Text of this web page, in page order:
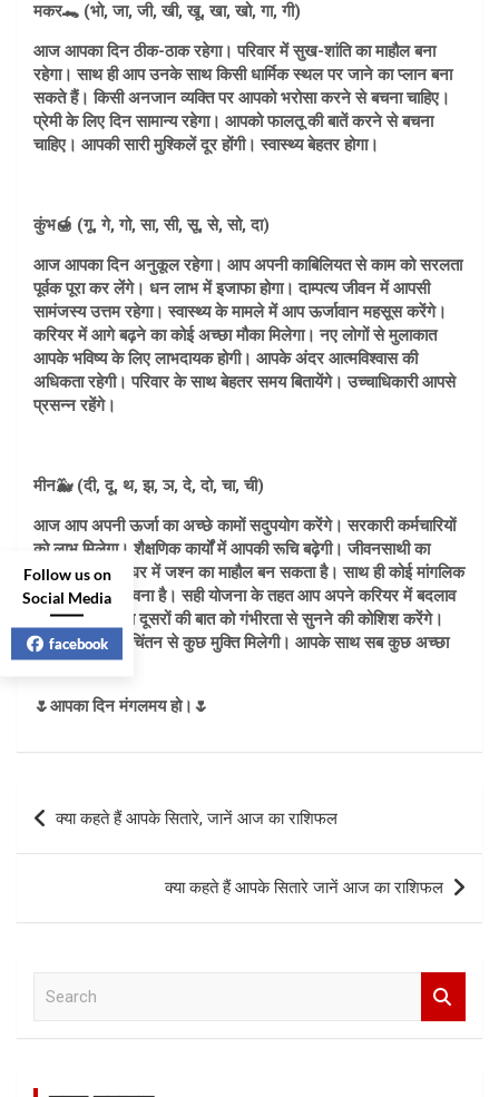
मकर🐊 (भो, जा, जी, खी, खू, खा, खो, गा, गी)
आज आपका दिन ठीक-ठाक रहेगा। परिवार में सुख-शांति का माहौल बना
रहेगा। साथ ही आप उनके साथ किसी धार्मिक स्थल पर जाने का प्लान बना
सकते हैं। किसी अनजान व्यक्ति पर आपको भरोसा करने से बचना चाहिए।
प्रेमी के लिए दिन सामान्य रहेगा। आपको फालतू की बातें करने से बचना
चाहिए। आपकी सारी मुश्किलें दूर होंगी। स्वास्थ्य बेहतर होगा।
कुंभ🍯 (गू, गे, गो, सा, सी, सू, से, सो, दा)
आज आपका दिन अनुकूल रहेगा। आप अपनी काबिलियत से काम को सरलता
पूर्वक पूरा कर लेंगे। धन लाभ में इजाफा होगा। दाम्पत्य जीवन में आपसी
सामंजस्य उत्तम रहेगा। स्वास्थ्य के मामले में आप ऊर्जावान महसूस करेंगे।
करियर में आगे बढ़ने का कोई अच्छा मौका मिलेगा। नए लोगों से मुलाकात
आपके भविष्य के लिए लाभदायक होगी। आपके अंदर आत्मविश्वास की
अधिकता रहेगी। परिवार के साथ बेहतर समय बितायेंगे। उच्चाधिकारी आपसे
प्रसन्न रहेंगे।
मीन🐳 (दी, दू, थ, झ, ञ, दे, दो, चा, ची)
आज आप अपनी ऊर्जा का अच्छे कामों सदुपयोग करेंगे। सरकारी कर्मचारियों
को लाभ मिलेगा। शैक्षणिक कार्यों में आपकी रूचि बढ़ेगी। जीवनसाथी का
सहयोग मिलेगा। घर में जश्न का माहौल बन सकता है। साथ ही कोई मांगलिक
कार्य होने की संभावना है। सही योजना के तहत आप अपने करियर में बदलाव
ला सकते हैं। आप दूसरों की बात को गंभीरता से सुनने की कोशिश करेंगे।
किसी परिजन के चिंतन से कुछ मुक्ति मिलेगी। आपके साथ सब कुछ अच्छा
होगा।
🌷आपका दिन मंगलमय हो।🌷
Post
navigation
क्या कहते हैं आपके सितारे, जानें आज का राशिफल
क्या कहते हैं आपके सितारे जानें आज का राशिफल
Follow us on
Social Media
facebook